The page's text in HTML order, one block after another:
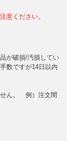
意ください。
が破損/汚損してい
数ですが14日以内
せん。 例）注文間